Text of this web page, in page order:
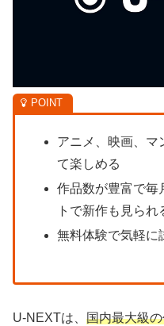
アニメ、映画、マ
て楽しめる
作品数が豊富で毎
トで新作も見られ
無料体験で気軽に
U-NEXTは、 国内最大級